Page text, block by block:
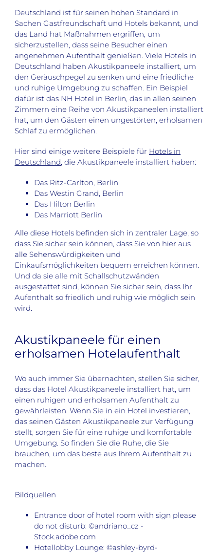
Deutschland ist für seinen hohen Standard in
Sachen Gastfreundschaft und Hotels bekannt, und
das Land hat Maßnahmen ergriffen, um
sicherzustellen, dass seine Besucher einen
angenehmen Aufenthalt genießen. Viele Hotels in
Deutschland haben Akustikpaneele installiert, um
den Geräuschpegel zu senken und eine friedliche
und ruhige Umgebung zu schaffen. Ein Beispiel
dafür ist das NH Hotel in Berlin, das in allen seinen
Zimmern eine Reihe von Akustikpaneelen installiert
hat, um den Gästen einen ungestörten, erholsamen
Schlaf zu ermöglichen.
Hier sind einige weitere Beispiele für Hotels in
Deutschland, die Akustikpaneele installiert haben:
Das Ritz-Carlton, Berlin
Das Westin Grand, Berlin
Das Hilton Berlin
Das Marriott Berlin
Alle diese Hotels befinden sich in zentraler Lage, so
dass Sie sicher sein können, dass Sie von hier aus
alle Sehenswürdigkeiten und
Einkaufsmöglichkeiten bequem erreichen können.
Und da sie alle mit Schallschutzwänden
ausgestattet sind, können Sie sicher sein, dass Ihr
Aufenthalt so friedlich und ruhig wie möglich sein
wird.
Akustikpaneele für einen
erholsamen Hotelaufenthalt
Wo auch immer Sie übernachten, stellen Sie sicher,
dass das Hotel Akustikpaneele installiert hat, um
einen ruhigen und erholsamen Aufenthalt zu
gewährleisten. Wenn Sie in ein Hotel investieren,
das seinen Gästen Akustikpaneele zur Verfügung
stellt, sorgen Sie für eine ruhige und komfortable
Umgebung. So finden Sie die Ruhe, die Sie
brauchen, um das beste aus Ihrem Aufenthalt zu
machen.
Bildquellen
Entrance door of hotel room with sign please
do not disturb: ©andriano_cz -
Stock.adobe.com
Hotellobby Lounge: ©ashley-byrd-